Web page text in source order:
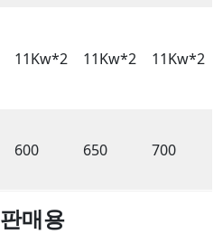
11Kw*2 11Kw*2 11Kw*2
600 650 700
판매용